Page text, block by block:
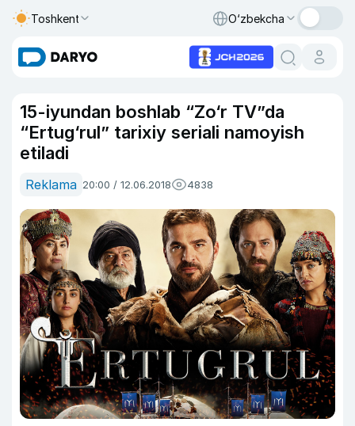
Toshkent O‘zbekcha
15-iyundan boshlab “Zo‘r TV”da
“Ertug‘rul” tarixiy seriali namoyish
etiladi
Reklama 20:00 / 12.06.2018 4838